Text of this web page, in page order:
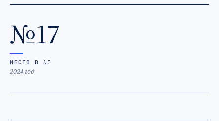
№17
МЕСТО В AI
2024 год